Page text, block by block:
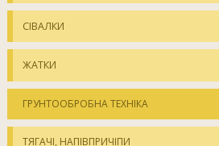
СІВАЛКИ
ЖАТКИ
ГРУНТООБРОБНА ТЕХНІКА
ТЯГАЧІ, НАПІВПРИЧІПИ